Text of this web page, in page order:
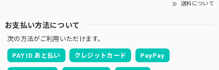
送料について
お支払い方法について
次の方法がご利用いただけます。
PAY ID あと払い クレジットカード PayPay